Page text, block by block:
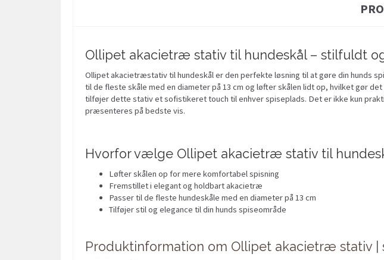
Ollipet akacietræ stativ til hundeskål – stilfuldt
Ollipet akacietræstativ til hundeskål er den perfekte løsning til at gøre din hunds
til de fleste skåle med en diameter på 13 cm og løfter skålen lidt op, hvilket gør
tilføjer dette stativ et sofistikeret touch til enhver spiseplads. Det er ikke kun
præsenteres på bedste vis.
Hvorfor vælge Ollipet akacietræ stativ til
Løfter skålen op for mere komfortabel spisning
Fremstillet i elegant og holdbart akacietræ
Passer til de fleste hundeskåle med en diameter på 13 cm
Tilføjer stil og elegance til din hunds spiseområde
Produktinformation om Ollipet akacietræ stativ |